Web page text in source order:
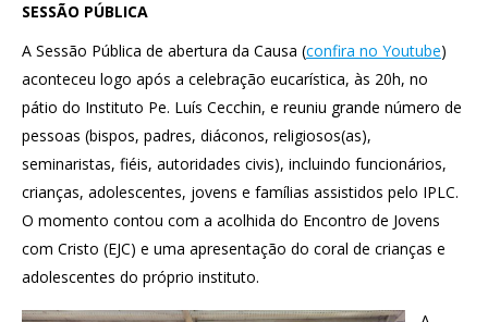
SESSÃO PÚBLICA
A Sessão Pública de abertura da Causa (confira no Youtube)
aconteceu logo após a celebração eucarística, às 20h, no
pátio do Instituto Pe. Luís Cecchin, e reuniu grande número de
pessoas (bispos, padres, diáconos, religiosos(as),
seminaristas, fiéis, autoridades civis), incluindo funcionários,
crianças, adolescentes, jovens e famílias assistidos pelo IPLC.
O momento contou com a acolhida do Encontro de Jovens
com Cristo (EJC) e uma apresentação do coral de crianças e
adolescentes do próprio instituto.